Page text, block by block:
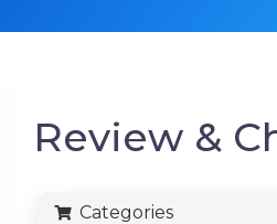
Review &
Categories